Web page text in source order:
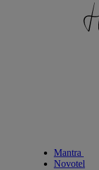
Mantra
Novotel